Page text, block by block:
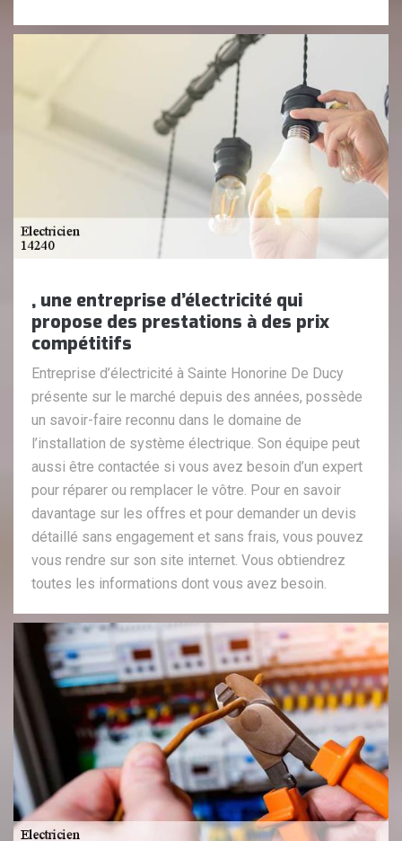
, une entreprise d’électricité qui
propose des prestations à des prix
compétitifs
Entreprise d’électricité à Sainte Honorine De Ducy
présente sur le marché depuis des années, possède
un savoir-faire reconnu dans le domaine de
l’installation de système électrique. Son équipe peut
aussi être contactée si vous avez besoin d’un expert
pour réparer ou remplacer le vôtre. Pour en savoir
davantage sur les offres et pour demander un devis
détaillé sans engagement et sans frais, vous pouvez
vous rendre sur son site internet. Vous obtiendrez
toutes les informations dont vous avez besoin.